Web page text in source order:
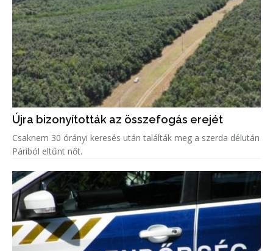
Újra bizonyították az összefogás erejét
Csaknem 30 órányi keresés után találták meg a szerda délután
Páriból eltűnt nőt.